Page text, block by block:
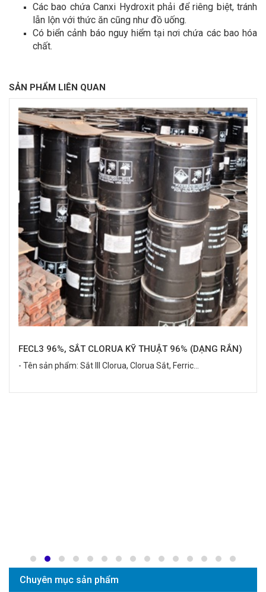
Các bao chứa Canxi Hydroxit phải để riêng biệt, tránh
lẫn lộn với thức ăn cũng như đồ uống.
Có biển cảnh báo nguy hiểm tại nơi chứa các bao hóa
chất.
SẢN PHẨM LIÊN QUAN
FECL3 96%, SẮT CLORUA KỸ THUẬT 96% (DẠNG RẮN)
- Tên sản phẩm: Sắt III Clorua, Clorua Sắt, Ferric...
Chuyên mục sản phẩm